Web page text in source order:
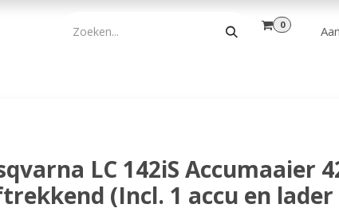
0
LC 142iS Accumaaier
(Incl. 1 accu en lader